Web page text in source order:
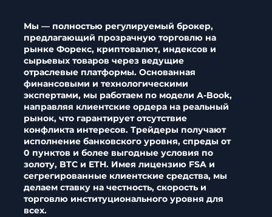
Мы — полностью регулируемый брокер,
предлагающий прозрачную торговлю на
рынке Форекс, криптовалют, индексов и
сырьевых товаров через ведущие
отраслевые платформы. Основанная
финансовыми и технологическими
экспертами, мы работаем по модели A-Book,
направляя клиентские ордера на реальный
рынок, что гарантирует отсутствие
конфликта интересов. Трейдеры получают
исполнение банковского уровня, спреды от
0 пунктов и более выгодные условия по
золоту, BTC и ETH. Имея лицензию FSA и
сегрегированные клиентские средства, мы
делаем ставку на честность, скорость и
торговлю институционального уровня для
всех.